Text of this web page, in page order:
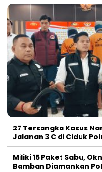
27 Tersangka Kasus
Jalanan 3 C di Ciduk
Miliki 15 Paket Sabu,
Bamban Diamankan